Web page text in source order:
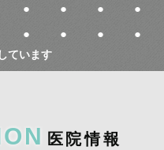
● ● ● ●
● ● ● ●
ています
医 院情報